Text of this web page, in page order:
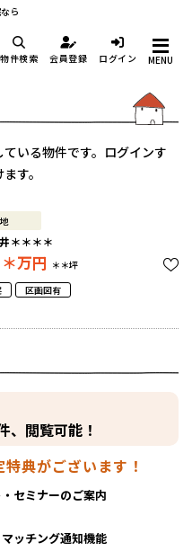
ら
物件検索 会員登録 ログイン MENU
いる物件です。ログインす
す。
＊＊＊＊
万円 ＊＊坪
区画図有
、閲覧可能！
典がございます！
セミナーのご案内
ッチング通知機能